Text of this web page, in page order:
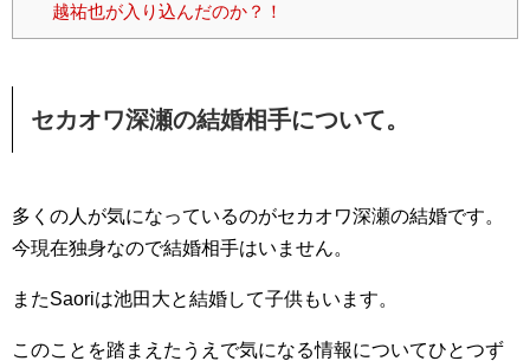
越祐也が入り込んだのか？！
セカオワ深瀬の結婚相手について。
多くの人が気になっているのがセカオワ深瀬の結婚です。
今現在独身なので結婚相手はいません。
またSaoriは池田大と結婚して子供もいます。
このことを踏まえたうえで気になる情報についてひとつず